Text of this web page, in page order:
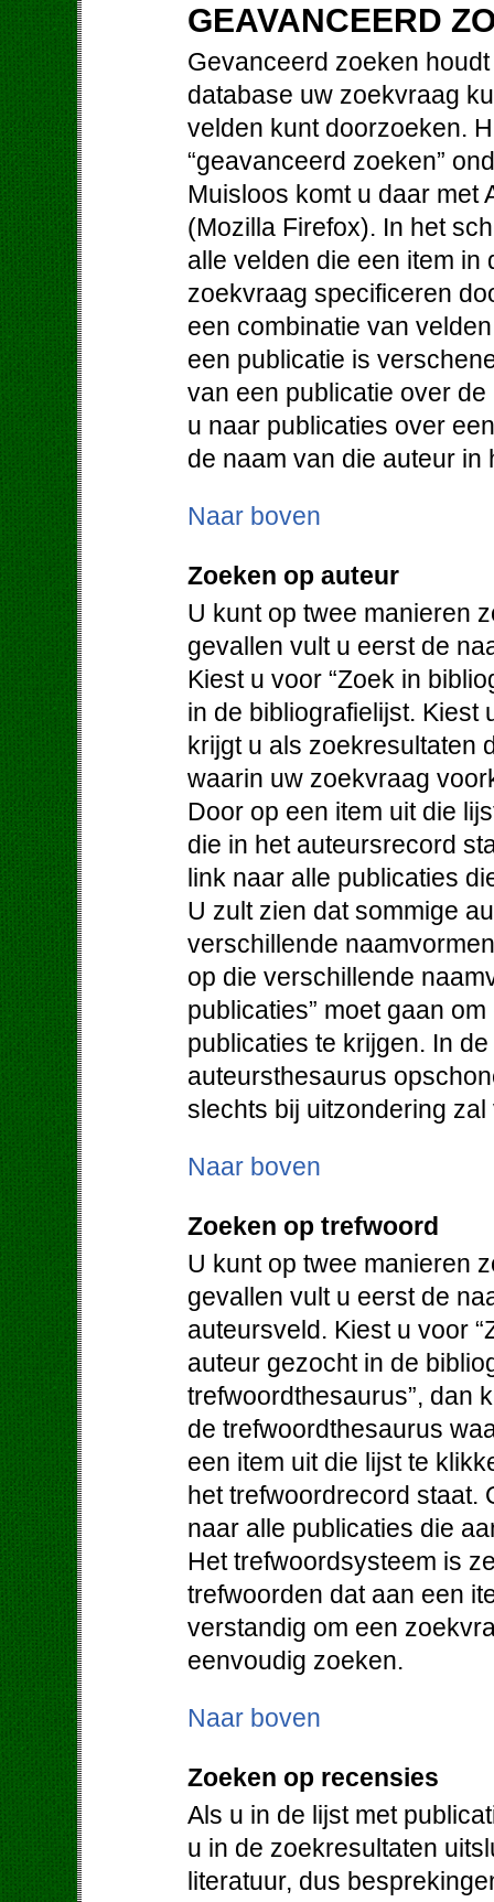
GEAVANCEERD
Gevanceerd zoeken
database uw zoekvraag
velden kunt doorzoeken.
“geavanceerd zoeken”
Muisloos komt u daar met
(Mozilla Firefox). In het
alle velden die een item
zoekvraag specificeren
een combinatie van
een publicatie is
van een publicatie over
u naar publicaties over
de naam van die auteur in
Naar boven
Zoeken op auteur
U kunt op twee manieren
gevallen vult u eerst de
Kiest u voor “Zoek in
in de bibliografielijst. Kiest
krijgt u als zoekresultaten
waarin uw zoekvraag
Door op een item uit die
die in het auteursrecord
link naar alle publicaties
U zult zien dat sommige
verschillende
op die verschillende
publicaties” moet gaan
publicaties te krijgen. In
auteursthesaurus
slechts bij uitzondering
Naar boven
Zoeken op trefwoord
U kunt op twee manieren
gevallen vult u eerst de
auteursveld. Kiest u voor
auteur gezocht in de
trefwoordthesaurus”, dan
de trefwoordthesaurus
een item uit die lijst te
het trefwoordrecord staat.
naar alle publicaties die
Het trefwoordsysteem is
trefwoorden dat aan een
verstandig om een
eenvoudig zoeken.
Naar boven
Zoeken op recensies
Als u in de lijst met
u in de zoekresultaten
literatuur, dus